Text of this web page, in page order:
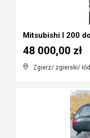
Mitsubishi l 200
Zgierz/ zgierski/
48 000,00 zł